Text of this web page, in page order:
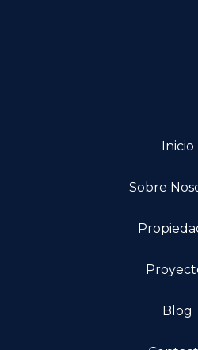
Inicio
Sobre
Blog